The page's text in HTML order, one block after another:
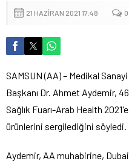
21 HAZIRAN 2021 17:48 0
SAMSUN (AA) – Medikal
Başkanı Dr. Ahmet Aydemir,
Sağlık Fuarı-Arab Health
ürünlerini sergilediğini söyledi.
Aydemir, AA muhabirine,